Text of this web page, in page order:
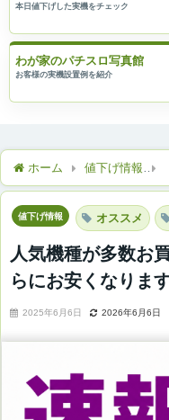
わが家のパチスロ写真館
ホーム 値下げ情報
値下げ情報 オススメ
人気機種が多数お
らにお安くなりま
2025年6月6日 2026年6月6日